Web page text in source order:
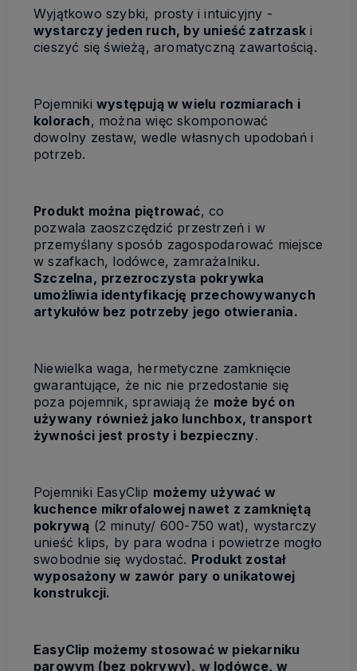
Wyjątkowo szybki, prosty i intuicyjny -
wystarczy jeden ruch, by unieść zatrzask i
cieszyć się świeżą, aromatyczną zawartością.
Pojemniki występują w wielu rozmiarach i
kolorach, można więc skomponować
dowolny zestaw, wedle własnych upodobań i
potrzeb.
Produkt można piętrować, co
pozwala zaoszczędzić przestrzeń i w
przemyślany sposób zagospodarować miejsce
w szafkach, lodówce, zamrażalniku.
Szczelna, przezroczysta pokrywka
umożliwia identyfikację przechowywanych
artykułów bez potrzeby jego otwierania.
Niewielka waga, hermetyczne zamknięcie
gwarantujące, że nic nie przedostanie się
poza pojemnik, sprawiają że może być on
używany również jako lunchbox, transport
żywności jest prosty i bezpieczny.
Pojemniki EasyClip możemy używać w
kuchence mikrofalowej nawet z zamkniętą
pokrywą (2 minuty/ 600-750 wat), wystarczy
unieść klips, by para wodna i powietrze mogło
swobodnie się wydostać. Produkt został
wyposażony w zawór pary o unikatowej
konstrukcji.
EasyClip możemy stosować w piekarniku
parowym (bez pokrywy), w lodówce, w